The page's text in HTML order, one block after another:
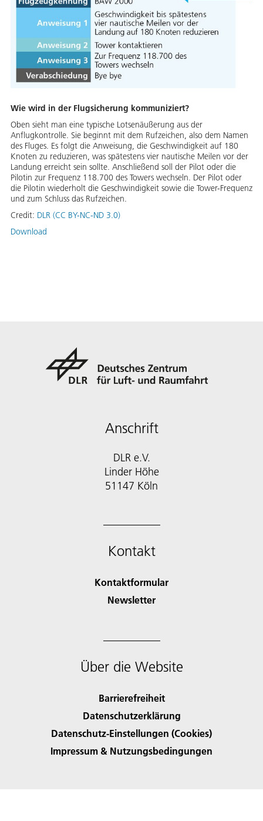
Wie wird in der Flugsicherung kommuniziert?
Oben sieht man eine typische Lotsenäußerung aus der
Anflugkontrolle. Sie beginnt mit dem Rufzeichen, also dem Namen
des Fluges. Es folgt die Anweisung, die Geschwindigkeit auf 180
Knoten zu reduzieren, was spätestens vier nautische Meilen vor der
Landung erreicht sein sollte. Anschließend soll der Pilot oder die
Pilotin zur Frequenz 118.700 des Towers wechseln. Der Pilot oder
die Pilotin wiederholt die Geschwindigkeit sowie die Tower-Frequenz
und zum Schluss das Rufzeichen.
Credit: DLR (CC BY-NC-ND 3.0)
Download
Anschrift
DLR e.V.
Linder Höhe
51147 Köln
Kontakt
Kontaktformular
Newsletter
Über die Website
Barrierefreiheit
Datenschutzerklärung
Datenschutz-Einstellungen (Cookies)
Impressum & Nutzungsbedingungen